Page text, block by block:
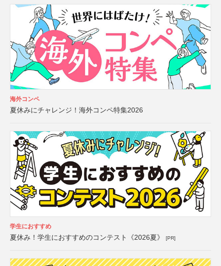
海外コンペ
夏休みにチャレンジ！海外コンペ特集2026
学生におすすめ
夏休み！学生におすすめのコンテスト《2026夏》 [PR]